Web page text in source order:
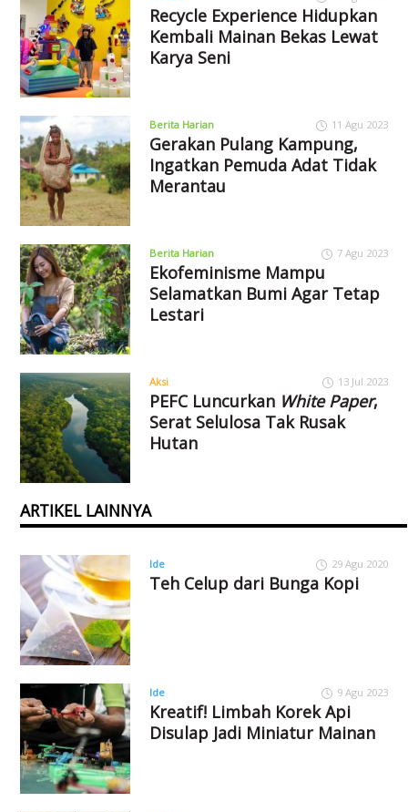
Recycle Experience Hidupkan
Kembali Mainan Bekas Lewat
Karya Seni
Berita Harian 11 Agu 2023
Gerakan Pulang Kampung,
Ingatkan Pemuda Adat Tidak
Merantau
Berita Harian 7 Agu 2023
Ekofeminisme Mampu
Selamatkan Bumi Agar Tetap
Lestari
Aksi 13 Jul 2023
PEFC Luncurkan White Paper,
Serat Selulosa Tak Rusak
Hutan
ARTIKEL LAINNYA
Ide 29 Agu 2020
Teh Celup dari Bunga Kopi
Ide 9 Agu 2023
Kreatif! Limbah Korek Api
Disulap Jadi Miniatur Mainan